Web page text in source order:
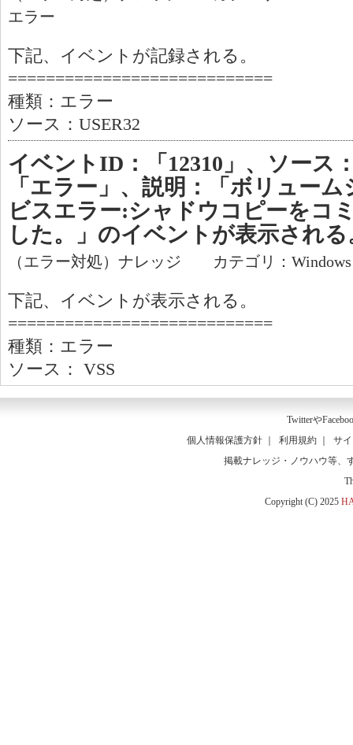
エラー
下記、イベントが記録される。
============================
種類：エラー
ソース：USER32
イベントID：「12310」、ソース
「エラー」、説明：「ボリュー
ビスエラー:シャドウコピーをコ
した。」のイベントが表示される
（エラー対処）ナレッジ カテゴリ：
下記、イベントが表示される。
============================
種類：エラー
ソース： VSS
Twitterや
個人情報保護方針
利用規約
サ
掲載ナレッジ・ノウハウ等、
Copyright (C) 2025